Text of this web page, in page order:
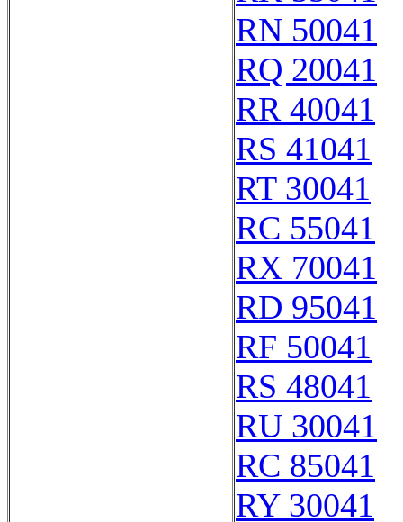
RN 50041
RQ 20041
RR 40041
RS 41041
RT 30041
RC 55041
RX 70041
RD 95041
RF 50041
RS 48041
RU 30041
RC 85041
RY 30041